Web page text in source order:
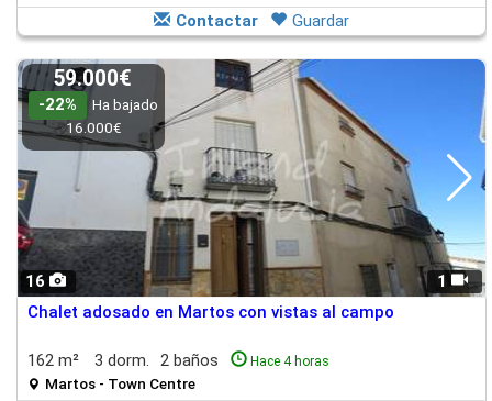
Contactar Guardar
16 1
59.000€
-22%
Ha bajado
16.000€
Chalet adosado en Martos con vistas al campo
162 m² 3 dorm. 2 baños Hace 4 horas
Martos - Town Centre